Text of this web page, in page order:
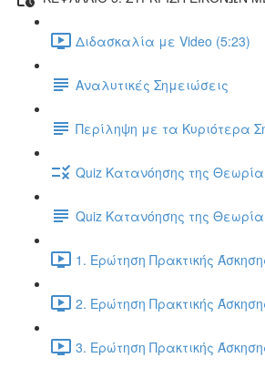
Διδασκαλία με Video (5:23)
Αναλυτικές Σημειώσεις
Περίληψη με τα Κυριότερα
Quiz Κατανόησης της
Quiz Κατανόησης της
1. Ερώτηση Πρακτικής
2. Ερώτηση Πρακτικής
3. Ερώτηση Πρακτικής